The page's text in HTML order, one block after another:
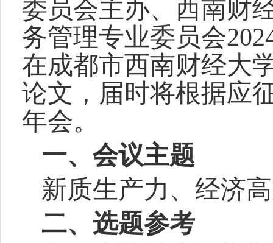
委员会主办、西南财
务管理专业委员会
在成都市西南财经大
论文，届时将根据应
年会。
一、会议主题
新质生产力、经济
二、选题参考